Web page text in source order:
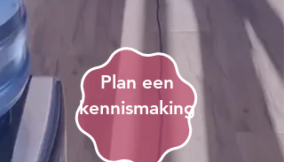
Plan een
kennismaking